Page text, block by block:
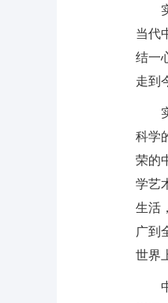
实
当代
结一
走到
实
科学
荣的
学艺
生活
广到
世界
中